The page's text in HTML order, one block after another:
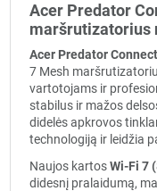
Acer Predator
maršrutizatorius
Acer Predator
7 Mesh
vartotojams ir
stabilus ir mažos
didelės apkrovos
technologiją ir leidžia
Naujos kartosWi-Fi 7
didesnį pralaidumą,